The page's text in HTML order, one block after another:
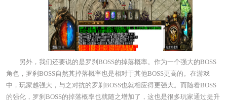
另外，我们还要说的是罗刹BOSS的掉落概率。作为一个强大的BOSS
角色，罗刹BOSS自然其掉落概率也是相对于其他BOSS更高的。在游戏
中，玩家越强大，与之对抗的罗刹BOSS也就相应得更强大。而随着BOSS
的强化，罗刹BOSS的掉落概率也就随之增加了，这也是很多玩家通过提升